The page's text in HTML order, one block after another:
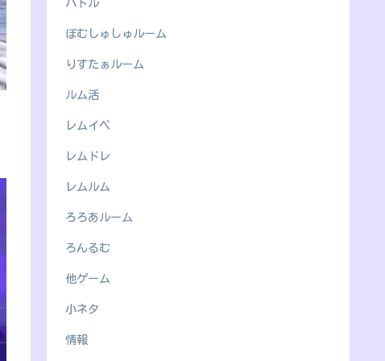
バトル
ぽむしゅしゅルーム
りすたぁルーム
ルム活
レムイベ
レムドレ
レムルム
ろろあルーム
ろんるむ
他ゲーム
小ネタ
情報